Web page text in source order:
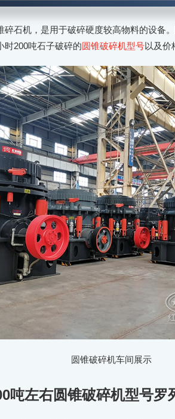
碎石机，是用于破碎硬度较高物料的设备
时200吨石子破碎的圆锥破碎机型号以及价
圆锥破碎机车间展示
吨左右圆锥破碎机型号罗